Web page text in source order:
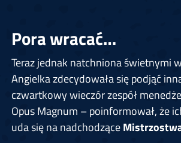
Pora wracać…
Teraz jednak natchniona świetnymi
Angielka zdecydowała się podjąć
czwartkowy wieczór zespół
Opus Magnum – poinformował, że
uda się na nadchodzące